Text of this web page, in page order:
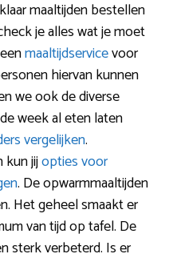
maaltijden bestellen
je alles wat je moet
maaltijdservicevoor
hiervan kunnen
we ook de diverse
week al eten laten
vergelijken.
kun jijopties voor
. De opwarmmaaltijden
Het geheel smaakt er
van tijd op tafel. De
sterk verbeterd. Is er